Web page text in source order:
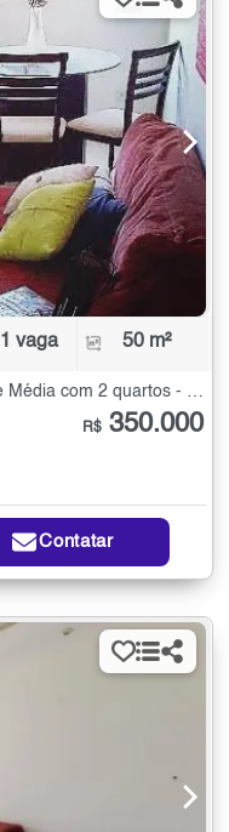
1 vaga 50 m²
Apartamento à Venda na Casa Verde Média com 2 quartos - 50 m²
R$ 350.000
Contatar